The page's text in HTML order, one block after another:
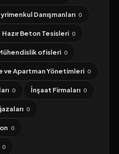
Danışmanları 0
Hazır Beton Tesisleri 0
ofisleri 0
ve Apartman Yönetimleri 0
0 İnşaat Firmaları 0
0
0
0